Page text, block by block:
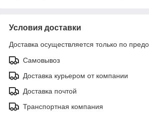
Условия доставки
Доставка осуществляется только по
Самовывоз
Доставка курьером от компании
Доставка почтой
Транспортная компания